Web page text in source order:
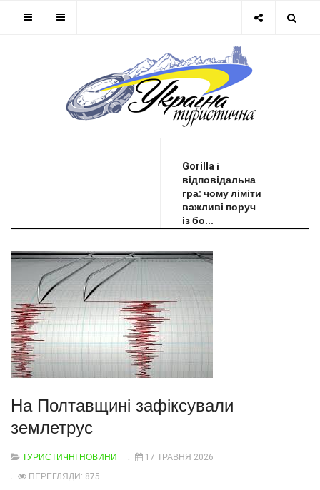
Gorilla і
відповідальна
гра: чому ліміти
важливі поруч
із бо...
На Полтавщині зафіксували
землетрус
ТУРИСТИЧНІ НОВИНИ
17 ТРАВНЯ 2026
ПЕРЕГЛЯДИ: 875